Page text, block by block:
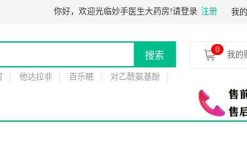
第二类医疗器械经营备案凭证：粤穗食药监械经营备20191807号
你好， 欢迎光临妙手医生大药房!请登录 注册 我
搜索
他达拉非 百乐眠
对乙酰氨基酚
0
我的